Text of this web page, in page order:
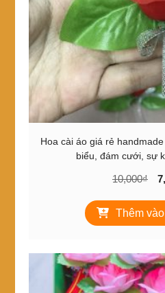
Hoa cài áo giá rẻ
biểu, đám cưới, sự
10,000₫
Giá
là:
Thêm